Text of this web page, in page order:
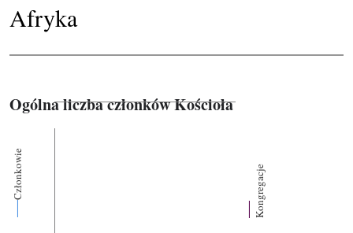
Afryka
Ogólna liczba członków Kościoła
Członkowie Kongregacje